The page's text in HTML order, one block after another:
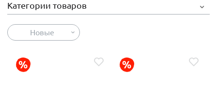
Категории товаров
Новые